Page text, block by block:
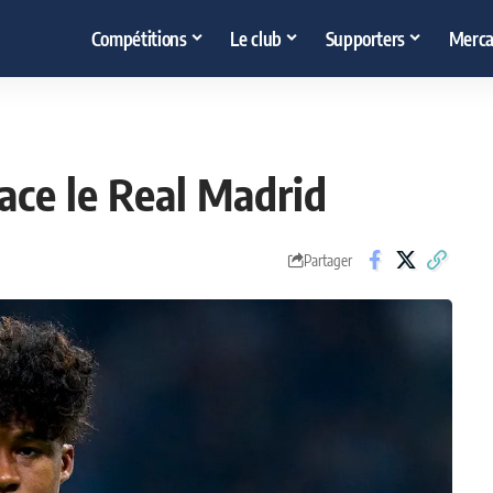
Compétitions Le club Supporters
le Real Madrid
Partager